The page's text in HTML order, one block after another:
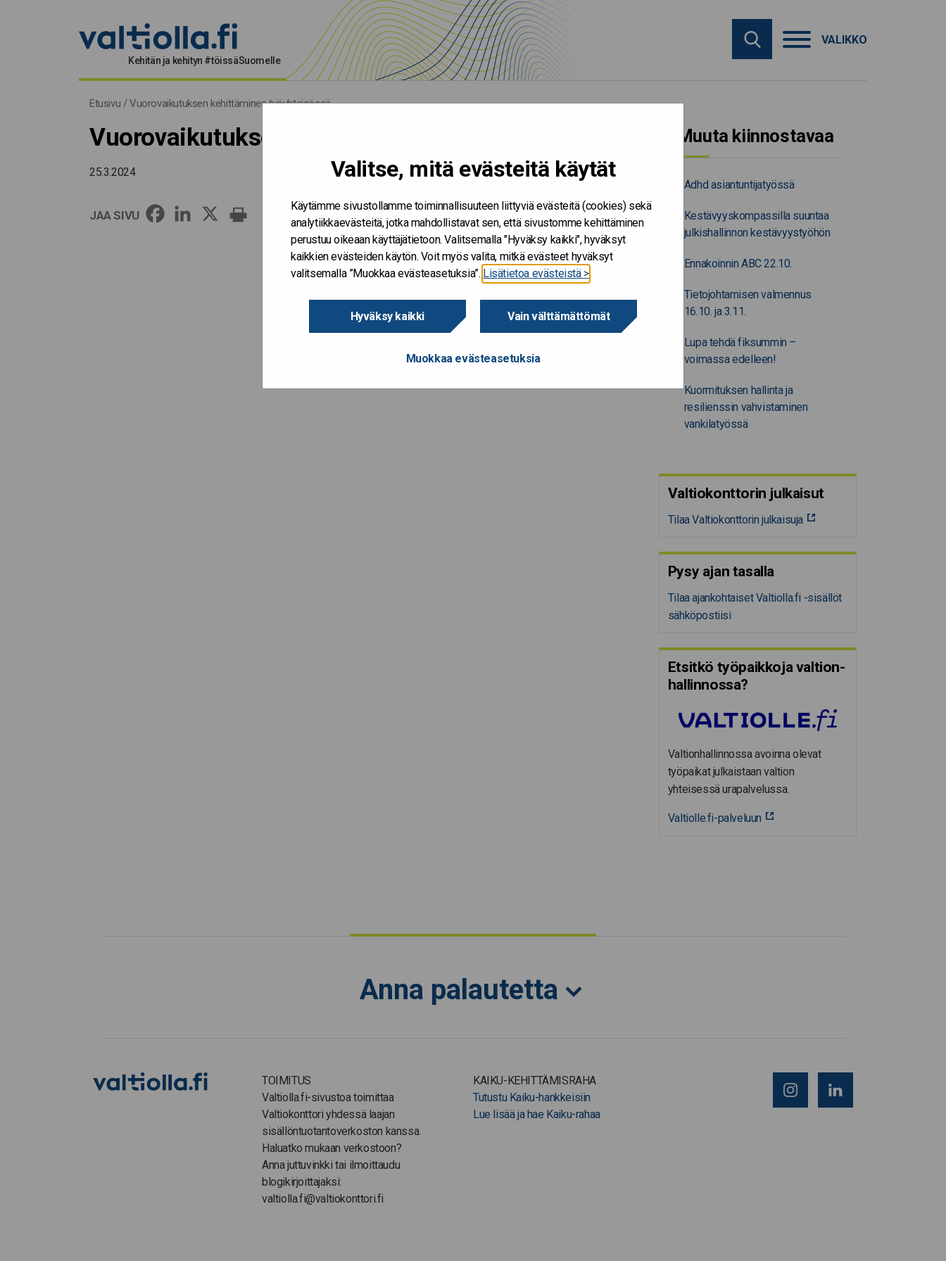
Valitse, mitä evästeitä käytät
Käytämme sivustollamme toiminnallisuuteen liittyviä evästeitä (cookies) sekä
analytiikkaevästeitä, jotka mahdollistavat sen, että sivustomme kehittäminen
perustuu oikeaan käyttäjätietoon. Valitsemalla "Hyväksy kaikki", hyväksyt
kaikkien evästeiden käytön. Voit myös valita, mitkä evästeet hyväksyt
valitsemalla ”Muokkaa evästeasetuksia”. Lisätietoa evästeistä >
Hyväksy kaikki Vain välttämättömät
Muokkaa evästeasetuksia
Kehitän ja kehityn #töissäSuomelle
VALIKKO
Etusivu /Vuorovaikutuksen kehittäminen työyhteisössä
Vuorovaikutuksen kehittäminen työyhteisössä
25.3.2024
JAA SIVU
Muuta kiinnostavaa
Adhd asiantuntijatyössä
Kestävyyskompassilla suuntaa
julkishallinnon kestävyystyöhön
Ennakoinnin ABC 22.10.
Tietojohtamisen valmennus
16.10. ja 3.11.
Lupa tehdä fiksummin –
voimassa edelleen!
Kuormituksen hallinta ja
resilienssin vahvistaminen
vankilatyössä
Valtiokonttorin julkaisut
Tilaa Valtiokonttorin julkaisuja
Pysy ajan tasalla
Tilaa ajankohtaiset Valtiolla.fi -sisällöt
sähköpostiisi
Etsitkö työpaikkoja valtion­
hal­lin­nossa?
Valtionhallinnossa avoinna olevat
työpaikat julkaistaan valtion
yhteisessä urapalvelussa.
Valtiolle.fi-palveluun
Anna palautetta
TOIMITUS
Valtiolla.fi-sivustoa toimittaa
Valtiokonttori yhdessä laajan
sisällöntuotantoverkoston kanssa.
Haluatko mukaan verkostoon?
Anna juttuvinkki tai ilmoittaudu
blogikirjoittajaksi:
valtiolla.fi@valtiokonttori.fi
KAIKU-KEHITTÄMISRAHA
Tutustu Kaiku-hankkeisiin
Lue lisää ja hae Kaiku-rahaa